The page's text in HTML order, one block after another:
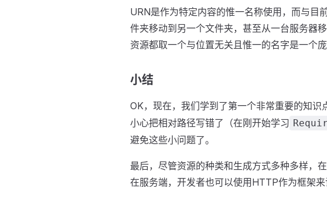
URN是作为特定内容的惟一名称使用，而与目
件夹移动到另一个文件夹，甚至从一台服务器
资源都取一个与位置无关且惟一的名字是一个
小结
OK，现在，我们学到了第一个非常重要的知识
小心把相对路径写错了（在刚开始学习
避免这些小问题了。
最后，尽管资源的种类和生成方式多种多样，
在服务端，开发者也可以使用HTTP作为框架来